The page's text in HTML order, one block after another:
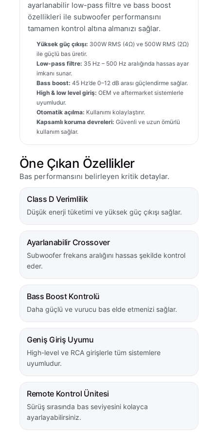
ayarlanabilir low-pass filtre ve bass boost
özellikleri ile subwoofer performansını
tamamen kontrol altına almanızı sağlar.
Yüksek güç çıkışı: 300W RMS (4Ω) ve 500W RMS (2Ω)
ile güçlü bas üretir.
Low-pass filtre: 35 Hz – 500 Hz aralığında hassas ayar
imkanı sunar.
Bass boost: 45 Hz’de 0–12 dB arası güçlendirme sağlar.
High & low level giriş: OEM ve aftermarket sistemlerle
uyumludur.
Otomatik açılma: Kullanımı kolaylaştırır.
Kapsamlı koruma devreleri: Güvenli ve uzun ömürlü
kullanım sağlar.
Öne Çıkan Özellikler
Bas performansını belirleyen kritik detaylar.
Class D Verimlilik
Düşük enerji tüketimi ve yüksek güç çıkışı sağlar.
Ayarlanabilir Crossover
Subwoofer frekans aralığını hassas şekilde kontrol
eder.
Bass Boost Kontrolü
Daha güçlü ve vurucu bas elde etmenizi sağlar.
Geniş Giriş Uyumu
High-level ve RCA girişlerle tüm sistemlere
uyumludur.
Remote Kontrol Ünitesi
Sürüş sırasında bas seviyesini kolayca
ayarlayabilirsiniz.